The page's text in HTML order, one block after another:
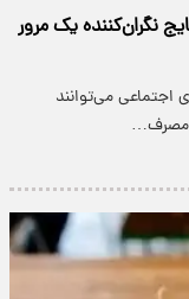
نگران‌کننده یک مرور
اجتماعی می‌توانند
مصرف…